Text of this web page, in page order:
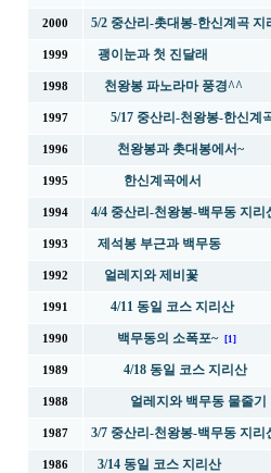
2000 5/2 중산리-촛대봉-한신계곡 지
1999 괭이눈과 첫 진달래
1998 천왕봉 파노라마 풍경^^
1997 5/17 중산리-천왕봉-한신계
1996 천왕봉과 촛대봉에서~
1995 한신계곡에서
1994 4/4 중산리-천왕봉-백무동 지
1993 제석봉 부근과 백무동
1992 얼레지와 제비꽃
1991 4/11 동일 코스 지리산
1990 백무동의 소폭포~ [1]
1989 4/18 동일 코스 지리산
1988 얼레지와 백무동 물줄기
1987 3/7 중산리-천왕봉-백무동 지리
1986 3/14 동일 코스 지리산